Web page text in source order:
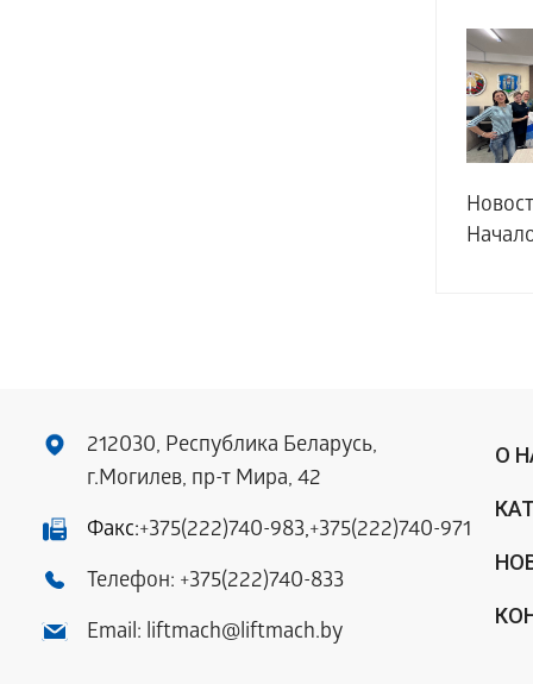
212030, Республика Беларусь,
г.Могилев, пр-т Мира, 42
Факс:+375(222)740-983,+375(222)740-971
Телефон: +375(222)740-833
Email: liftmach@liftmach.by
О